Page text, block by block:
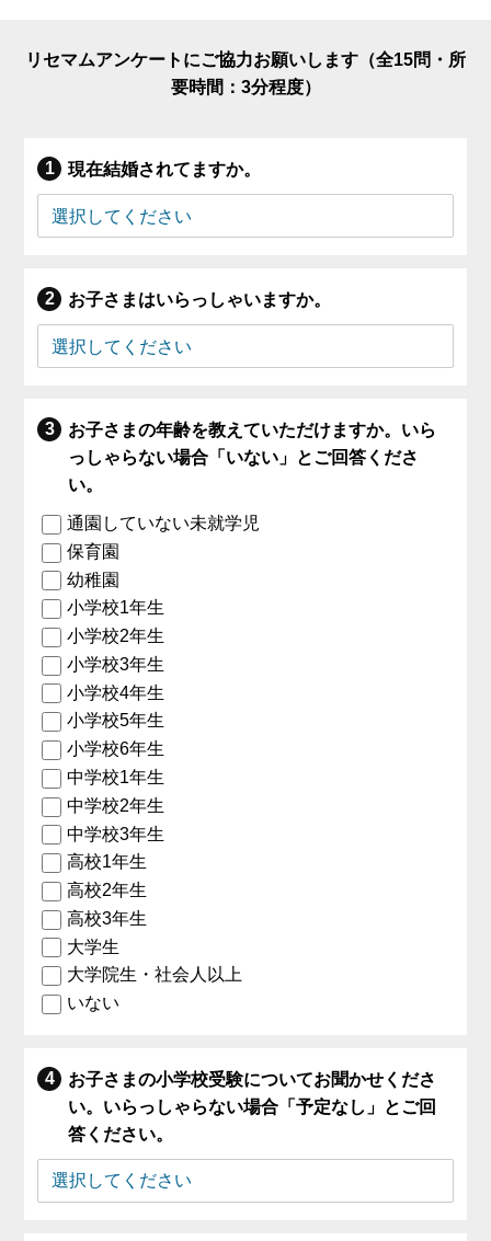
リセマムアンケートにご協力お願いします（全15問・所
要時間：3分程度）
現在結婚されてますか。
お子さまはいらっしゃいますか。
お子さまの年齢を教えていただけますか。いら
っしゃらない場合「いない」とご回答くださ
い。
通園していない未就学児
保育園
幼稚園
小学校1年生
小学校2年生
小学校3年生
小学校4年生
小学校5年生
小学校6年生
中学校1年生
中学校2年生
中学校3年生
高校1年生
高校2年生
高校3年生
大学生
大学院生・社会人以上
いない
お子さまの小学校受験についてお聞かせくださ
い。いらっしゃらない場合「予定なし」とご回
答ください。